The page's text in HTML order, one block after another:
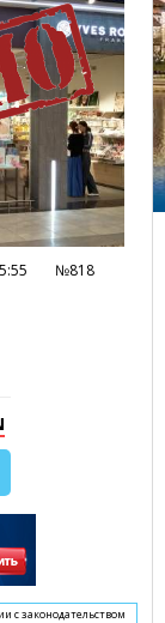
№818
с законодательством